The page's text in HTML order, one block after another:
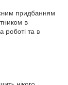
придбанням
в
роботі та в